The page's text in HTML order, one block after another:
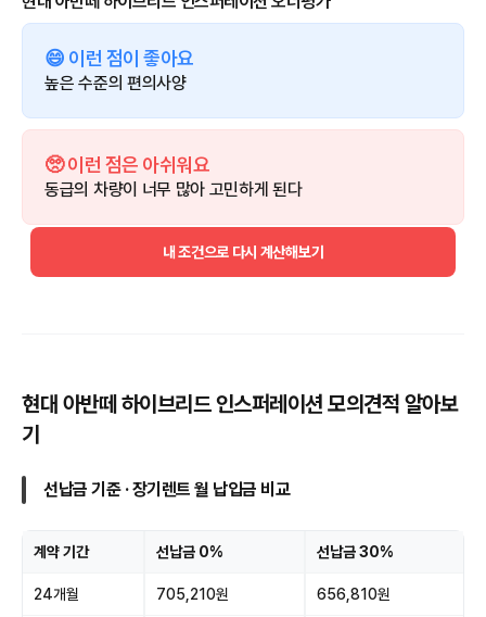
😄 이런 점이 좋아요
높은 수준의 편의사양
🥺 이런 점은 아쉬워요
동급의 차량이 너무 많아 고민하게 된다
내 조건으로 다시 계산해보기
현대 아반떼 하이브리드 인스퍼레이션 모의견적 알아보
기
선납금 기준 · 장기렌트 월 납입금 비교
계약 기간 선납금 0% 선납금 30%
24개월 705,210원 656,810원